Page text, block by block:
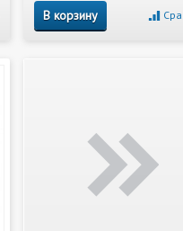
В корзину